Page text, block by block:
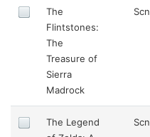
The
Flintstones:
The
Treasure of
Sierra
Madrock
Scn
The Legend
Scn